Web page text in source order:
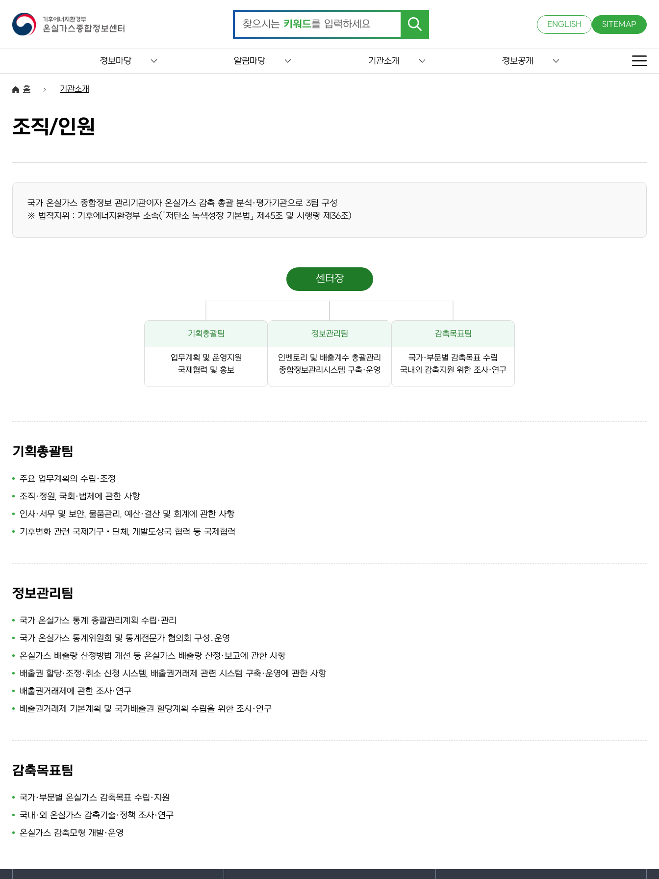
찾으시는 키워드를 입력하세요 ENGLISH SITEMAP
정보마당 알림마당 기관소개 정보공개
홈 기관소개
조직/인원
국가 온실가스 종합정보 관리기관이자 온실가스 감축 총괄 분석·평가기관으로 3팀 구성
※ 법적지위 : 기후에너지환경부 소속(「저탄소 녹색성장 기본법」 제45조 및 시행령 제36조)
센터장
기획총괄팀
업무계획 및 운영지원
국제협력 및 홍보
정보관리팀
인벤토리 및 배출계수 총괄관리
종합정보관리시스템 구축·운영
감축목표팀
국가·부문별 감축목표 수립
국내외 감축지원 위한 조사·연구
기획총괄팀
주요 업무계획의 수립·조정
조직·정원, 국회·법제에 관한 사항
인사·서무 및 보안, 물품관리, 예산·결산 및 회계에 관한 사항
기후변화 관련 국제기구‧단체, 개발도상국 협력 등 국제협력
정보관리팀
국가 온실가스 통계 총괄관리계획 수립·관리
국가 온실가스 통계위원회 및 통계전문가 협의회 구성․운영
온실가스 배출량 산정방법 개선 등 온실가스 배출량 산정·보고에 관한 사항
배출권 할당·조정·취소 신청 시스템, 배출권거래제 관련 시스템 구축·운영에 관한 사항
배출권거래제에 관한 조사·연구
배출권거래제 기본계획 및 국가배출권 할당계획 수립을 위한 조사·연구
감축목표팀
국가·부문별 온실가스 감축목표 수립·지원
국내·외 온실가스 감축기술·정책 조사·연구
온실가스 감축모형 개발·운영